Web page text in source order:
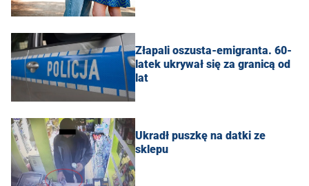
Złapali oszusta-emigranta. 60-
latek ukrywał się za granicą od
lat
Ukradł puszkę na datki ze
sklepu